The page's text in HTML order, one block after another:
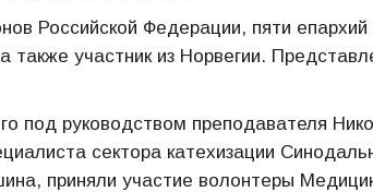
Российской Федерации, пяти епархий
также участник из Норвегии.
под руководством преподавателя
сектора катехизации
приняли участие волонтеры